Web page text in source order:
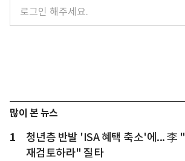
많이 본 뉴스
1
청년층 반발 'ISA 혜택 축소'에... 李
재검토하라" 질타